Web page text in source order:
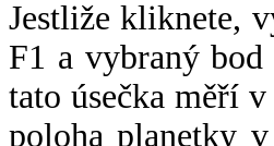
Jestliže kliknete,
F1 a vybraný
tato úsečka měří
poloha planetky